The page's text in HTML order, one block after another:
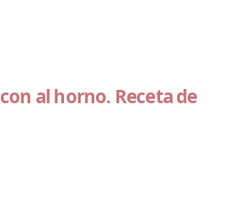
al horno. Receta de